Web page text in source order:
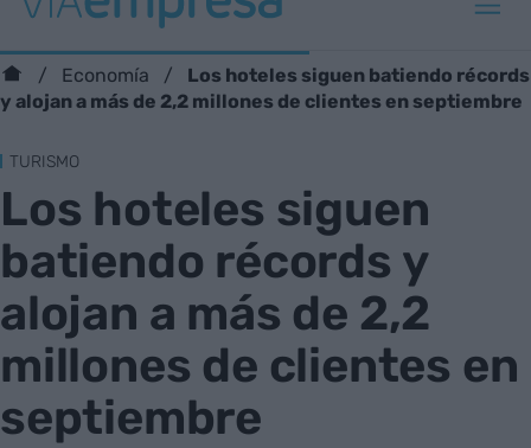
Economía
Los hoteles siguen batiendo récords
y alojan a más de 2,2 millones de clientes en septiembre
TURISMO
Los hoteles siguen
batiendo récords y
alojan a más de 2,2
millones de clientes en
septiembre